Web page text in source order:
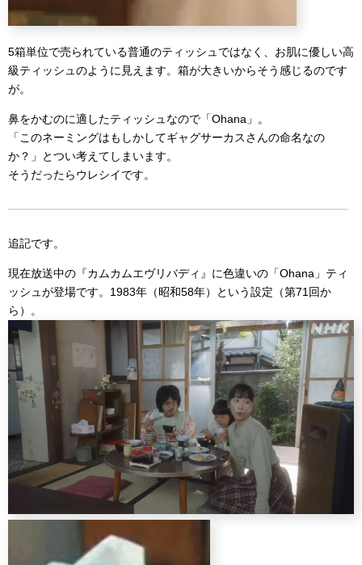
5箱単位で売られている普通のティッシュではなく、お肌に優しい高
級ティッシュのように見えます。箱が大きいからそう感じるのです
が。
鼻をかむのに適したティッシュなので「Ohana」。
「このネーミングはもしかしてギャグサーカスさんの命名なの
か？」とつい考えてしまいます。
そうだったらウレシイです。
追記です。
現在放送中の『カムカムエヴリバディ』に色違いの「Ohana」ティ
ッシュが登場です。1983年（昭和58年）という設定（第71回か
ら）。